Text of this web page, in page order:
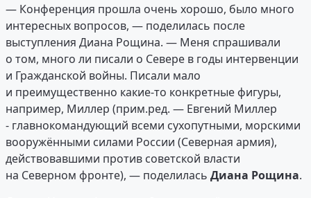
— Конференция прошла очень хорошо, было много
интересных вопросов, — поделилась после
выступления Диана Рощина. — Меня спрашивали
о том, много ли писали о Севере в годы интервенции
и Гражданской войны. Писали мало
и преимущественно какие-то конкретные фигуры,
например, Миллер (прим.ред. — Евгений Миллер
- главнокомандующий всеми сухопутными, морскими
вооружёнными силами России (Северная армия),
действовавшими против советской власти
на Северном фронте), — поделилась Диана Рощина.